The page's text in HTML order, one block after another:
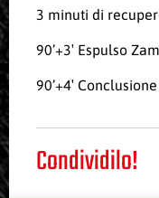
3 minuti di
90’+3′ Espulso
90’+4′
Condividilo!